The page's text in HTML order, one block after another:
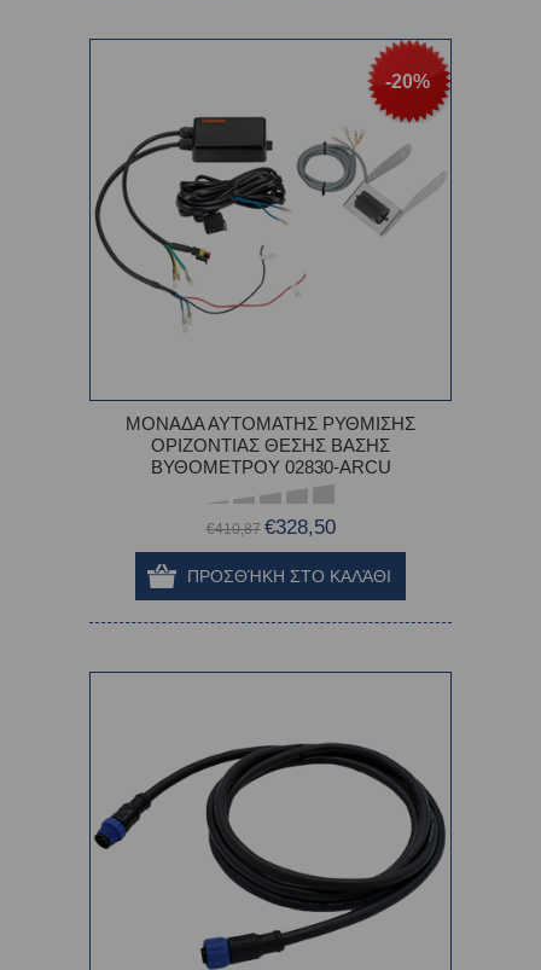
-20%
ΜΟΝΑΔΑ ΑΥΤΟΜΑΤΗΣ ΡΥΘΜΙΣΗΣ
ΟΡΙΖΟΝΤΙΑΣ ΘΕΣΗΣ ΒΑΣΗΣ
ΒΥΘΟΜΕΤΡΟΥ 02830-ARCU
€410,87 €328,50